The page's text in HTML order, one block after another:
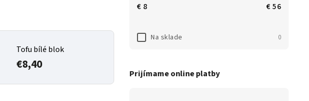
€ 8 €56
Na sklade 0
Prijímame online platby
Tofu bílé blok
€8,40